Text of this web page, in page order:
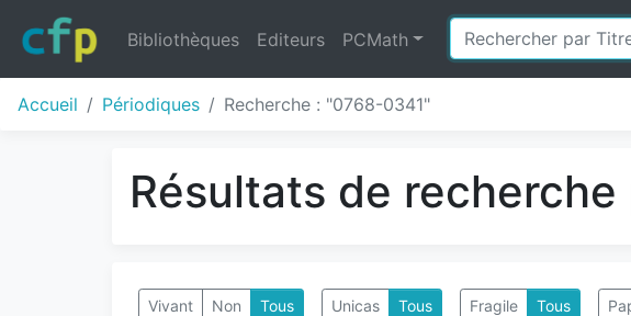
Bibliothèques Editeurs PCMath
Accueil Périodiques Recherche : "0768-0341"
Résultats de
Vivant Non Tous Unicas Tous Fragile Tous